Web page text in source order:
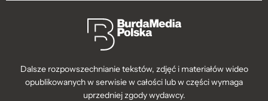
Dalsze rozpowszechnianie tekstów, zdjęć i materiałów wideo
opublikowanych w serwisie w całości lub w części wymaga
uprzedniej zgody wydawcy.